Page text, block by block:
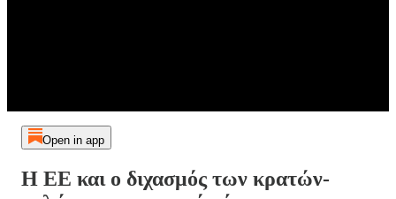
Open in app
Η ΕΕ και ο διχασμός των κρατών-